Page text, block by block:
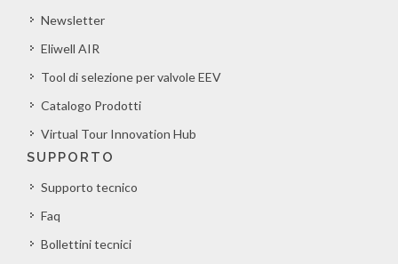
Newsletter
Eliwell AIR
Tool di selezione per valvole EEV
Catalogo Prodotti
Virtual Tour Innovation Hub
SUPPORTO
Supporto tecnico
Faq
Bollettini tecnici